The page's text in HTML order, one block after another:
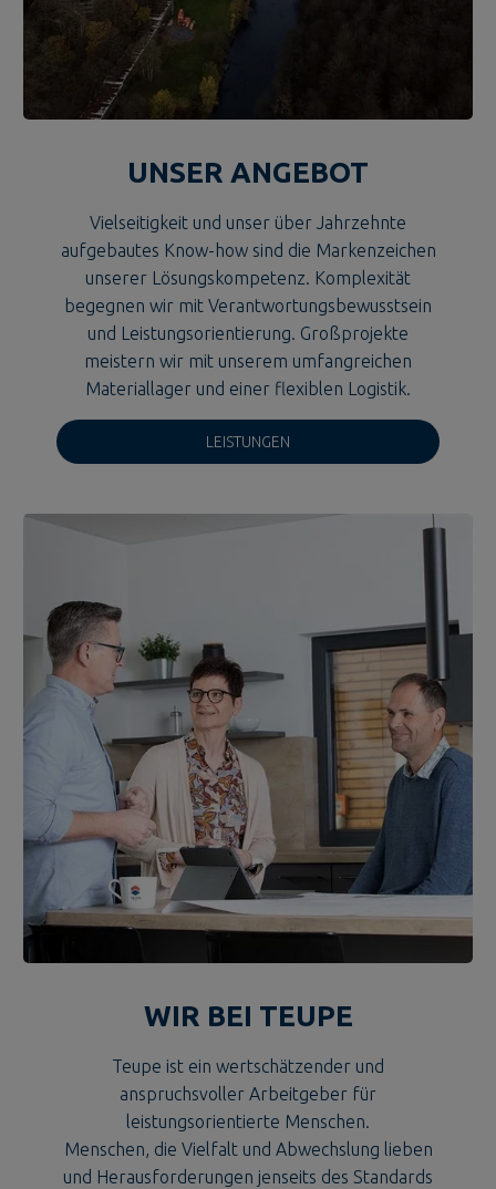
UNSER ANGEBOT
Vielseitigkeit und unser über Jahrzehnte
aufgebautes Know-how sind die Markenzeichen
unserer Lösungskompetenz. Komplexität
begegnen wir mit Verantwortungsbewusstsein
und Leistungsorientierung. Großprojekte
meistern wir mit unserem umfangreichen
Materiallager und einer flexiblen Logistik.
LEISTUNGEN
WIR BEI TEUPE
Teupe ist ein wertschätzender und
anspruchsvoller Arbeitgeber für
leistungsorientierte Menschen.
Menschen, die Vielfalt und Abwechslung lieben
und Herausforderungen jenseits des Standards